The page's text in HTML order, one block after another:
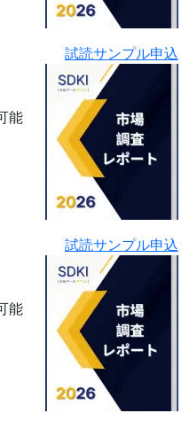
試読サンプル申込
能
試読サンプル申込
能